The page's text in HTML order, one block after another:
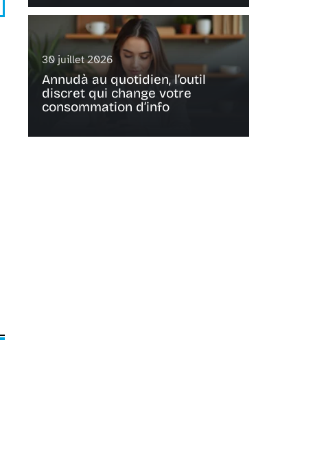
30 juillet 2026
Annudà au quotidien, l’outil
discret qui change votre
consommation d’info